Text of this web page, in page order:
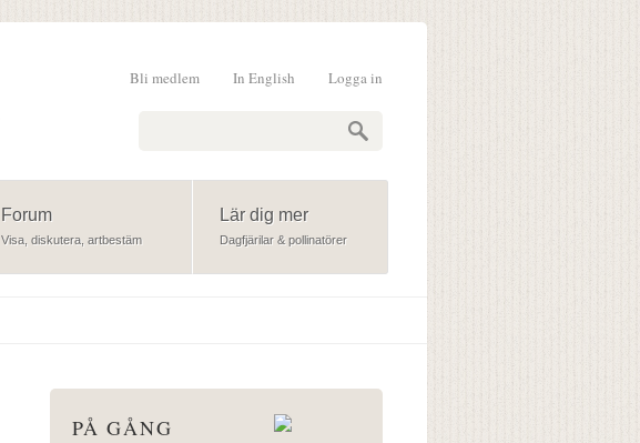
Logga in
In English
Bli medlem
Forum
Visa, diskutera, artbestäm
Lär dig mer
Dagfjärilar & pollinatörer
PÅ GÅNG